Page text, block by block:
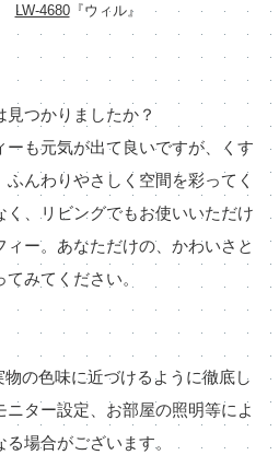
LW-4680『ウィル』
つかりましたか？
も元気が出て良いですが、くす
んわりやさしく空間を彩ってく
く、リビングでもお使いいただけ
ー。あなただけの、かわいさと
みてください。
の色味に近づけるように徹底し
ター設定、お部屋の照明等によ
場合がございます。